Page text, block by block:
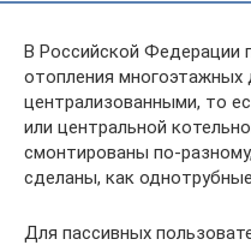
В Российской Федерации
отопления
централизованными, то
или центральной
смонтированы по-
сделаны, как
Для пассивных